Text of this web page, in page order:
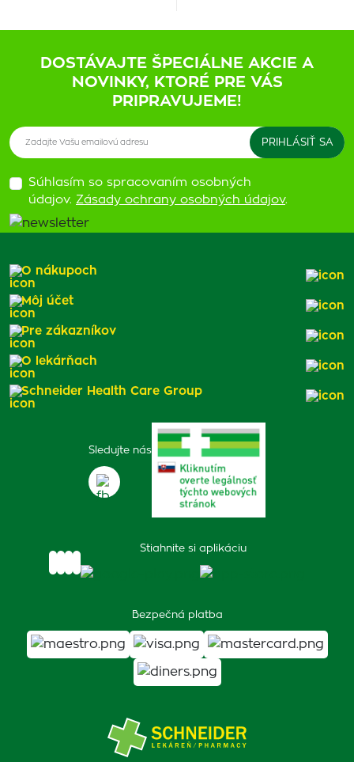
DOSTÁVAJTE ŠPECIÁLNE AKCIE A
NOVINKY, KTORÉ PRE VÁS
PRIPRAVUJEME!
Súhlasím so spracovaním osobných
údajov. Zásady ochrany osobných údajov.
Sledujte nás
Stiahnite si aplikáciu
Bezpečná platba
O nákupoch
Môj účet
Pre zákazníkov
O lekárňach
Schneider Health Care Group